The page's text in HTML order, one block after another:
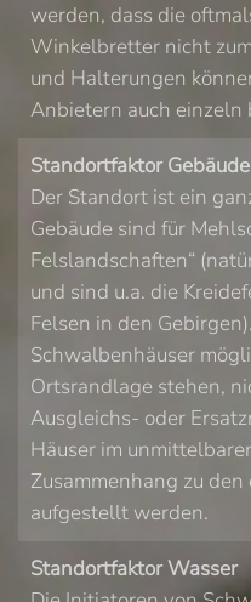
werden, dass die
Winkelbretter nicht
und Halterungen
Anbietern auch
Standortfaktor Gebäude
Der Standort ist ein
Gebäude sind für
Felslandschaften“
und sind u.a. die
Felsen in den
Schwalbenhäuser
Ortsrandlage stehen,
Ausgleichs- oder
Häuser im
Zusammenhang zu
aufgestellt werden.
Standortfaktor Wasser